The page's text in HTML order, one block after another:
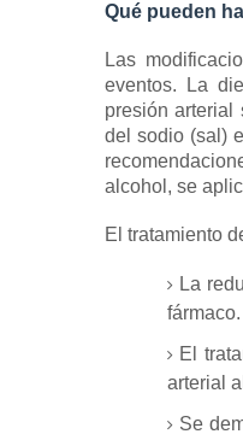
Qué pueden
Las
eventos.
La
presión arterial
del sodio (sal)
alcohol, se
El tratamiento
La
fármaco.
El
arterial
Se